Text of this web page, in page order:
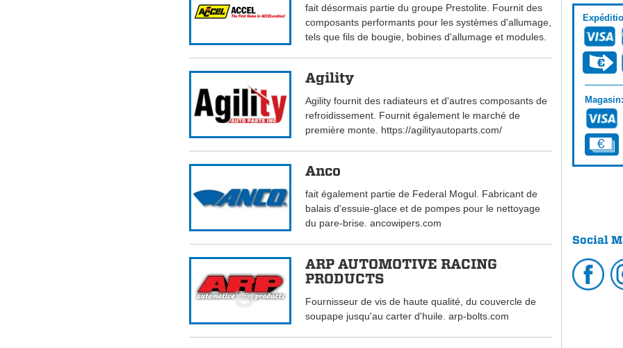
fait désormais partie du groupe Prestolite. Fournit des
composants performants pour les systèmes d'allumage,
tels que fils de bougie, bobines d'allumage et modules.
Agility
Agility fournit des radiateurs et d'autres composants de
refroidissement. Fournit également le marché de
première monte. https://agilityautoparts.com/
Anco
fait également partie de Federal Mogul. Fabricant de
balais d'essuie-glace et de pompes pour le nettoyage
du pare-brise. ancowipers.com
ARP AUTOMOTIVE RACING
PRODUCTS
Fournisseur de vis de haute qualité, du couvercle de
soupape jusqu'au carter d'huile. arp-bolts.com
Magasin:
Social